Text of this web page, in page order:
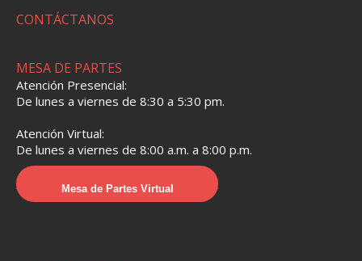
CONTÁCTANOS
MESA DE PARTES
Atención Presencial:
De lunes a viernes de 8:30 a 5:30 pm.
Atención Virtual:
De lunes a viernes de 8:00 a.m. a 8:00 p.m.
Mesa de Partes Virtual